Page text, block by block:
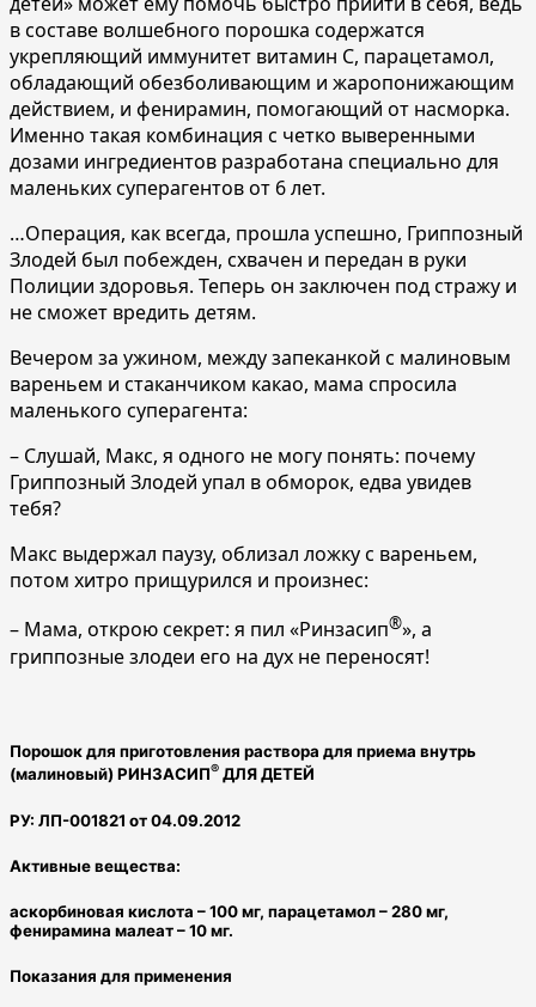
в составе волшебного порошка содержатся
укрепляющий иммунитет витамин C, парацетамол,
обладающий обезболивающим и жаропонижающим
действием, и фенирамин, помогающий от насморка.
Именно такая комбинация с четко выверенными
дозами ингредиентов разработана специально для
маленьких суперагентов от 6 лет.
…Операция, как всегда, прошла успешно, Гриппозный
Злодей был побежден, схвачен и передан в руки
Полиции здоровья. Теперь он заключен под стражу и
не сможет вредить детям.
Вечером за ужином, между запеканкой с малиновым
вареньем и стаканчиком какао, мама спросила
маленького суперагента:
– Слушай, Макс, я одного не могу понять: почему
Гриппозный Злодей упал в обморок, едва увидев
тебя?
Макс выдержал паузу, облизал ложку с вареньем,
потом хитро прищурился и произнес:
– Мама, открою секрет: я пил «Ринзасип®», а
гриппозные злодеи его на дух не переносят!
Порошок для приготовления раствора для приема внутрь
(малиновый) РИНЗАСИП® ДЛЯ ДЕТЕЙ
РУ: ЛП-001821 от 04.09.2012
Активные вещества:
аскорбиновая кислота – 100 мг, парацетамол – 280 мг,
фенирамина малеат – 10 мг.
Показания для применения